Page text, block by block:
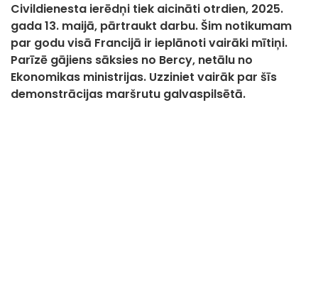
Civildienesta ierēdņi tiek aicināti otrdien, 2025.
gada 13. maijā, pārtraukt darbu. Šim notikumam
par godu visā Francijā ir ieplānoti vairāki mītiņi.
Parīzē gājiens sāksies no Bercy, netālu no
Ekonomikas ministrijas. Uzziniet vairāk par šīs
demonstrācijas maršrutu galvaspilsētā.